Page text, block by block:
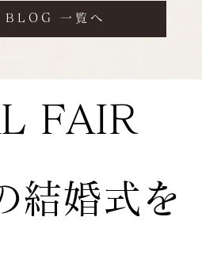
一覧へ
FAIR
結婚式を